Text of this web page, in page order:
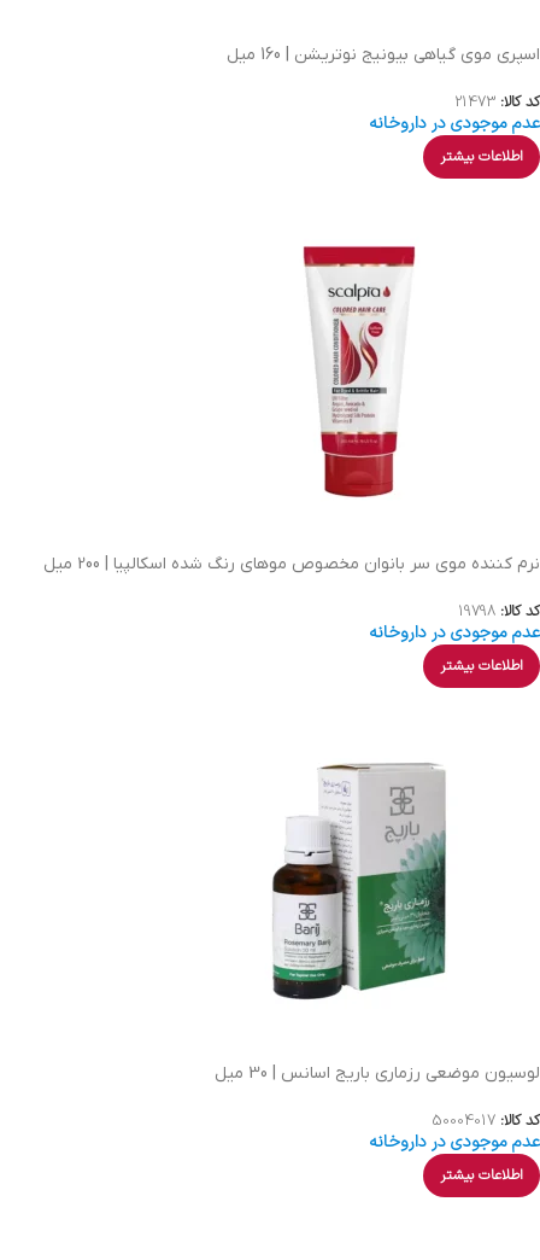
اسپری موی گیاهی بیونیج نوتریشن | 160 میل
کد کالا: 21473
عدم موجودی در داروخانه
اطلاعات بیشتر
نرم کننده موی سر بانوان مخصوص موهای رنگ شده اسکالپیا | 200 میل
کد کالا: 19798
عدم موجودی در داروخانه
اطلاعات بیشتر
لوسیون موضعی رزماری باریج اسانس | 30 میل
کد کالا: 50004017
عدم موجودی در داروخانه
اطلاعات بیشتر